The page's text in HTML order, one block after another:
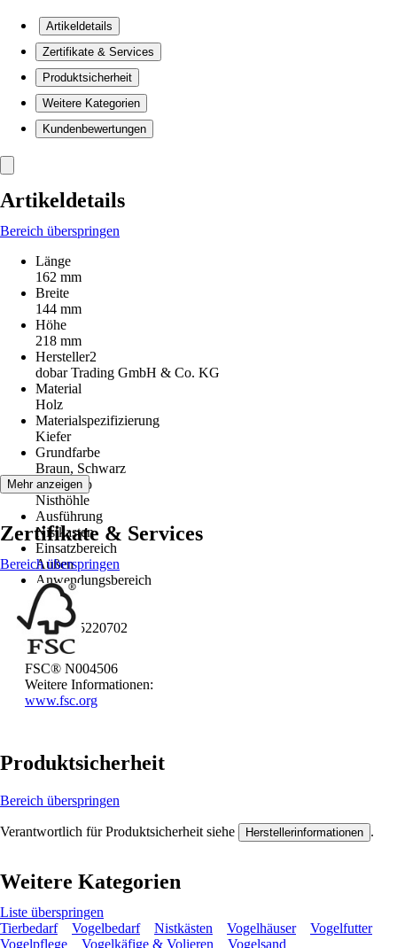
Artikeldetails
Zertifikate & Services
Produktsicherheit
Weitere Kategorien
Kundenbewertungen
Artikeldetails
Bereich überspringen
Länge
162 mm
Breite
144 mm
Höhe
218 mm
Hersteller2
dobar Trading GmbH & Co. KG
Material
Holz
Materialspezifizierung
Kiefer
Grundfarbe
Braun, Schwarz
Artikeltyp
Nisthöhle
Ausführung
Nistkasten
Einsatzbereich
Außen
Anwendungsbereich
Vogel
EAN
4042085220702
Mehr anzeigen
Zertifikate & Services
Bereich überspringen
FSC® N004506
Weitere Informationen:
www.fsc.org
Produktsicherheit
Bereich überspringen
Verantwortlich für Produktsicherheit siehe Herstellerinformationen .
Weitere Kategorien
Liste überspringen
Tierbedarf
Vogelbedarf Nistkästen Vogelhäuser
Vogelfutter
Vogelpflege
Vogelkäfige & Volieren Vogelsand